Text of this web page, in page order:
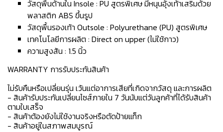
วัสดุพื้นด้านใน Insole : PU สูตรพิเศษ มีหนุนอุ้งเท้าเสริมด้วย
พลาสติก ABS ขึ้นรูป
วัสดุพื้นรองเท้า Outsole : Polyurethane (PU) สูตรพิเศษ
เทคโนโลยีการผลิต : Direct on upper (ไม่ใช้กาว)
ความสูงส้น : 1.5 นิ้ว
WARRANTY การรับประกันสินค้า
ไม่รับคืนหรือเปลี่ยนรุ่น เว้นแต่อาการเสียที่เกิดจากวัสดุ และการผลิต
- สินค้ารับประกันเปลี่ยนไซส์ภายใน 7 วันนับแต่วันลูกค้าที่ได้รับสินค้า
ตามใบเสร็จ
- สินค้าต้องยังไม่ใช้งานจริงหรือตัดป้ายแท็ก
- สินค้าอยู่ในสภาพสมบูรณ์